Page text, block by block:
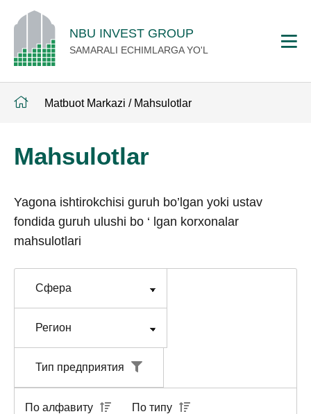
NBU INVEST GROUP
SAMARALI ECHIMLARGA YO'L
Matbuot Markazi / Mahsulotlar
Mahsulotlar
Yagona ishtirokchisi guruh bo’lgan yoki ustav
fondida guruh ulushi bo ‘ lgan korxonalar
mahsulotlari
Тип предприятия
По алфавиту По типу